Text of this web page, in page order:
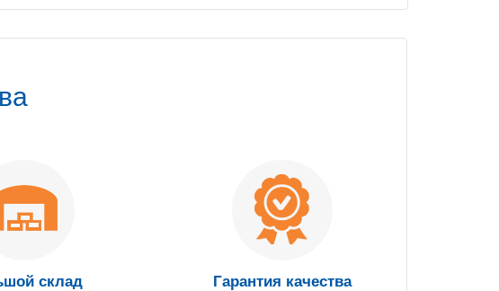
склад Гарантия качества